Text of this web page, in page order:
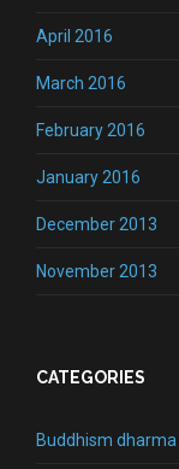
April 2016
March 2016
February 2016
January 2016
December 2013
November 2013
CATEGORIES
Buddhism dharma